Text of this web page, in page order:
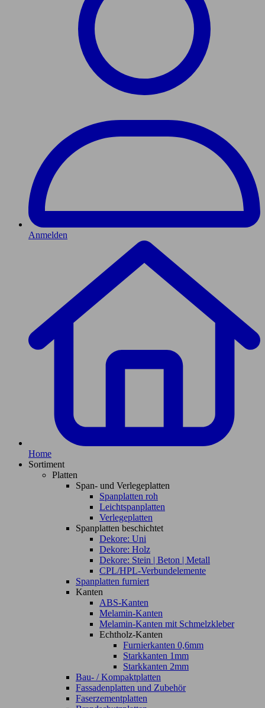
Anmelden
Home
Sortiment
Platten
Span- und Verlegeplatten
Spanplatten roh
Leichtspanplatten
Verlegeplatten
Spanplatten beschichtet
Dekore: Uni
Dekore: Holz
Dekore: Stein | Beton | Metall
CPL/HPL-Verbundelemente
Spanplatten furniert
Kanten
ABS-Kanten
Melamin-Kanten
Melamin-Kanten mit Schmelzkleber
Echtholz-Kanten
Furnierkanten 0,6mm
Starkkanten 1mm
Starkkanten 2mm
Bau- / Kompaktplatten
Fassadenplatten und Zubehör
Faserzementplatten